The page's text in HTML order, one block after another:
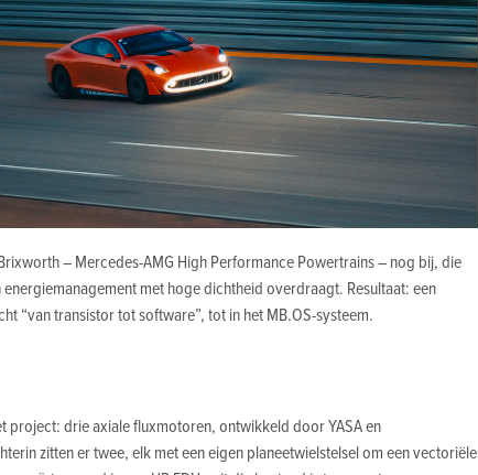
– Mercedes-AMG High Performance Powertrains – nog bij, die
met hoge dichtheid overdraagt. Resultaat: een
“van transistor tot software”, tot in het MB.OS-systeem.
project: drie axiale fluxmotoren, ontwikkeld door YASA en
zitten er twee, elk met een eigen planeetwielstelsel om een vectoriële